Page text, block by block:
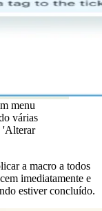
menu
várias
'Alterar
a macro a todos
imediatamente e
estiver concluído.